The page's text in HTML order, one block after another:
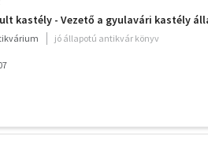
kastély - Vezető a gyulavári kastély
jó állapotú antikvár könyv